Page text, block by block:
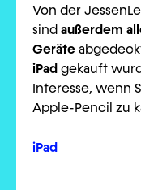
Von der
sindaußerdem
Geräte
iPadgekauft
Interesse, wenn
Apple-Pencil zu
iPad